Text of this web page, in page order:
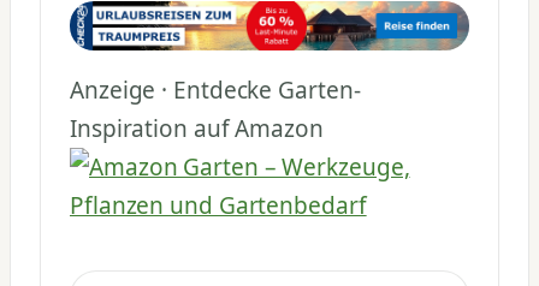
Anzeige · Entdecke Garten-
Inspiration auf Amazon